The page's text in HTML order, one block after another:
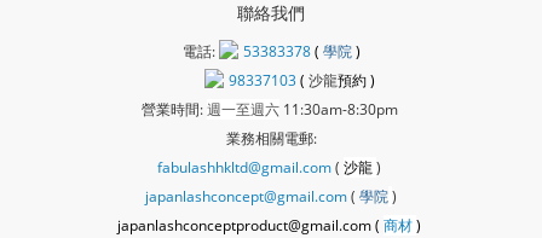
聯絡我們
電話: 53383378( 學院)
98337103( 沙龍預約 )
營業時間:週一至週六11:30am-8:30pm
業務相關電郵:
fabulashhkltd@gmail.com( 沙龍)
japanlashconcept@gmail.com( 學院)
japanlashconceptproduct@gmail.com ( 商材)